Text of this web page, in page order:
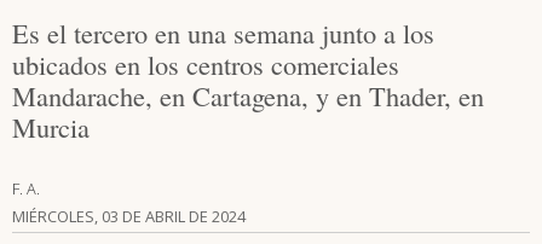
Es el tercero en una semana junto a los
ubicados en los centros comerciales
Mandarache, en Cartagena, y en Thader, en
Murcia
F. A.
MIÉRCOLES, 03 DE ABRIL DE 2024